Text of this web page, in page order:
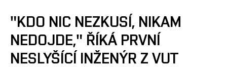
"KDO NIC NEZKUSÍ, NIKAM
NEDOJDE," ŘÍKÁ PRVNÍ
NESLYŠÍCÍ INŽENÝR Z VUT